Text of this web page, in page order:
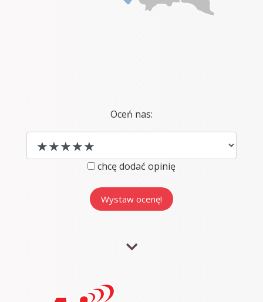
Oceń nas:
chcę dodać opinię